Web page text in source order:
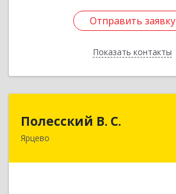
Отправить заявку
Показать контакты
Отправить заявку
Назад
Полесский В. С.
Ярцево